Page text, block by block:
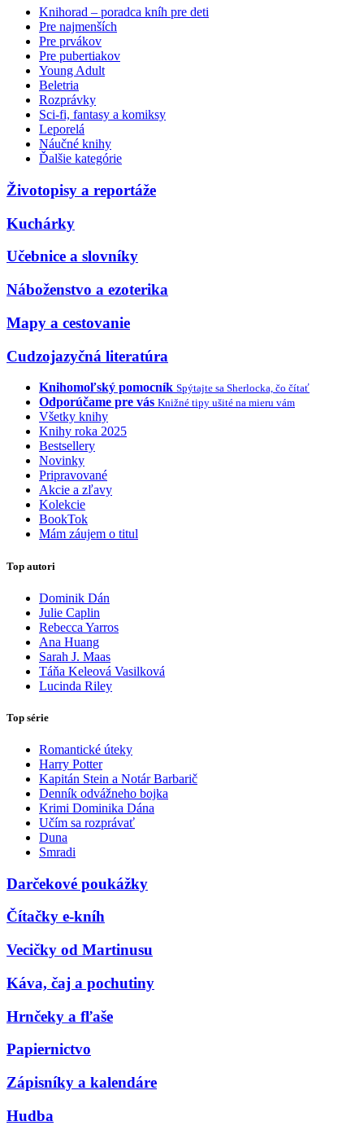
Knihorad – poradca kníh pre deti
Pre najmenších
Pre prvákov
Pre pubertiakov
Young Adult
Beletria
Rozprávky
Sci-fi, fantasy a komiksy
Leporelá
Náučné knihy
Ďalšie kategórie
Životopisy a reportáže
Kuchárky
Učebnice a slovníky
Náboženstvo a ezoterika
Mapy a cestovanie
Cudzojazyčná literatúra
Knihomoľský pomocník Spýtajte sa Sherlocka, čo čítať
Odporúčame pre vás Knižné tipy ušité na mieru vám
Všetky knihy
Knihy roka 2025
Bestsellery
Novinky
Pripravované
Akcie a zľavy
Kolekcie
BookTok
Mám záujem o titul
Top autori
Dominik Dán
Julie Caplin
Rebecca Yarros
Ana Huang
Sarah J. Maas
Táňa Keleová Vasilková
Lucinda Riley
Top série
Romantické úteky
Harry Potter
Kapitán Stein a Notár Barbarič
Denník odvážneho bojka
Krimi Dominika Dána
Učím sa rozprávať
Duna
Smradi
Darčekové poukážky
Čítačky e-kníh
Vecičky od Martinusu
Káva, čaj a pochutiny
Hrnčeky a fľaše
Papiernictvo
Zápisníky a kalendáre
Hudba